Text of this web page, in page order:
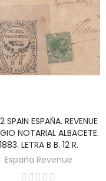
AÑADIR AL CARRITO
SPAIN ESPAÑA. REVENUE
NOTARIAL ALBACETE.
1883. LETRA B B. 12 R.
España Revenue